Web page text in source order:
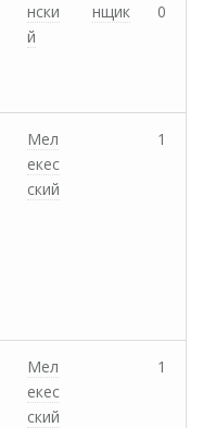
нски
й
нщик
0
Мел
екес
ский
1
Мел
екес
ский
1